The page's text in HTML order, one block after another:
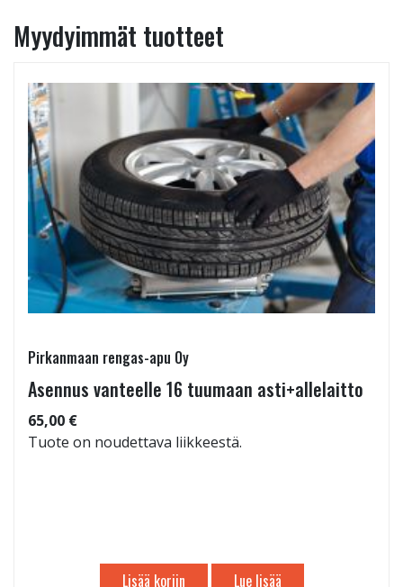
Myydyimmät tuotteet
Pirkanmaan rengas-apu Oy
Asennus vanteelle 16 tuumaan asti+allelaitto
65,00 €
Tuote on noudettava liikkeestä.
Lisää koriin Lue lisää